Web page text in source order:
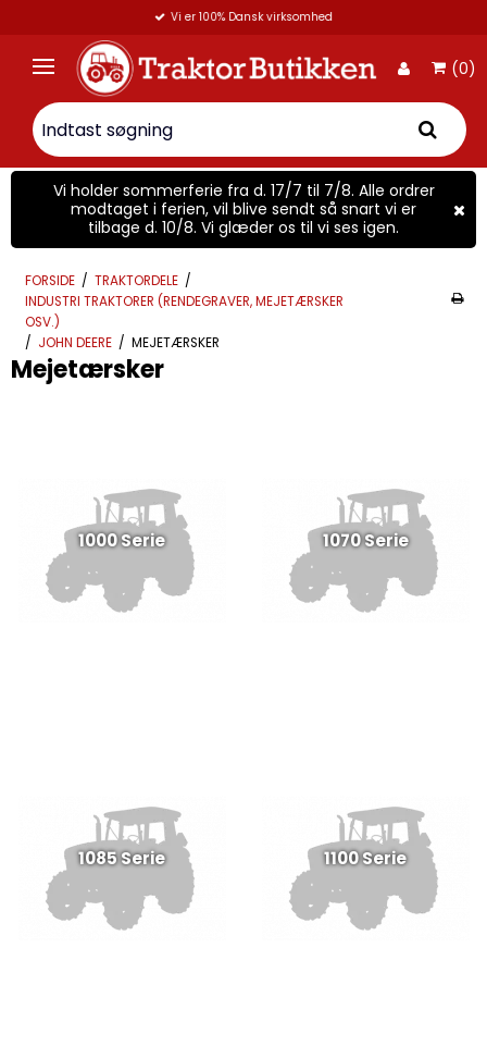
Vi er 100% Dansk virksomhed
(0)
Vi holder sommerferie fra d. 17/7 til 7/8. Alle ordrer
modtaget i ferien, vil blive sendt så snart vi er
tilbage d. 10/8. Vi glæder os til vi ses igen.
FORSIDE / TRAKTORDELE /
INDUSTRI TRAKTORER (RENDEGRAVER, MEJETÆRSKER
OSV.)
/ JOHN DEERE / MEJETÆRSKER
Mejetærsker
1000 Serie 1070 Serie
1085 Serie 1100 Serie